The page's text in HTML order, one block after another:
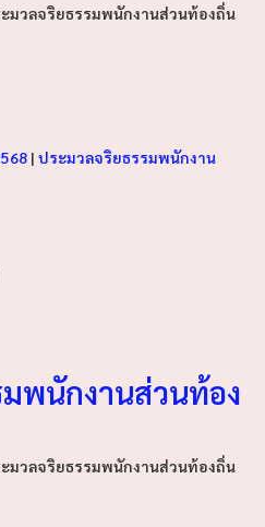
มวลจริยธรรมพนักงานส่วนท้องถิ่น
| ประมวลจริยธรรมพนักงาน
พนักงานส่วนท้อง
มวลจริยธรรมพนักงานส่วนท้องถิ่น